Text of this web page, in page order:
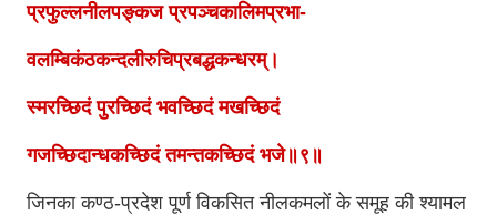
प्रफुल्लनीलपङ्कज प्रपञ्चकालिमप्रभा-
वलम्बिकंठकन्दलीरुचिप्रबद्धकन्धरम्।
स्मरच्छिदं पुरच्छिदं भवच्छिदं मखच्छिदं
गजच्छिदान्धकच्छिदं तमन्तकच्छिदं भजे॥९॥
जिनका कण्ठ-प्रदेश पूर्ण विकसित नीलकमलों के समूह की श्यामल